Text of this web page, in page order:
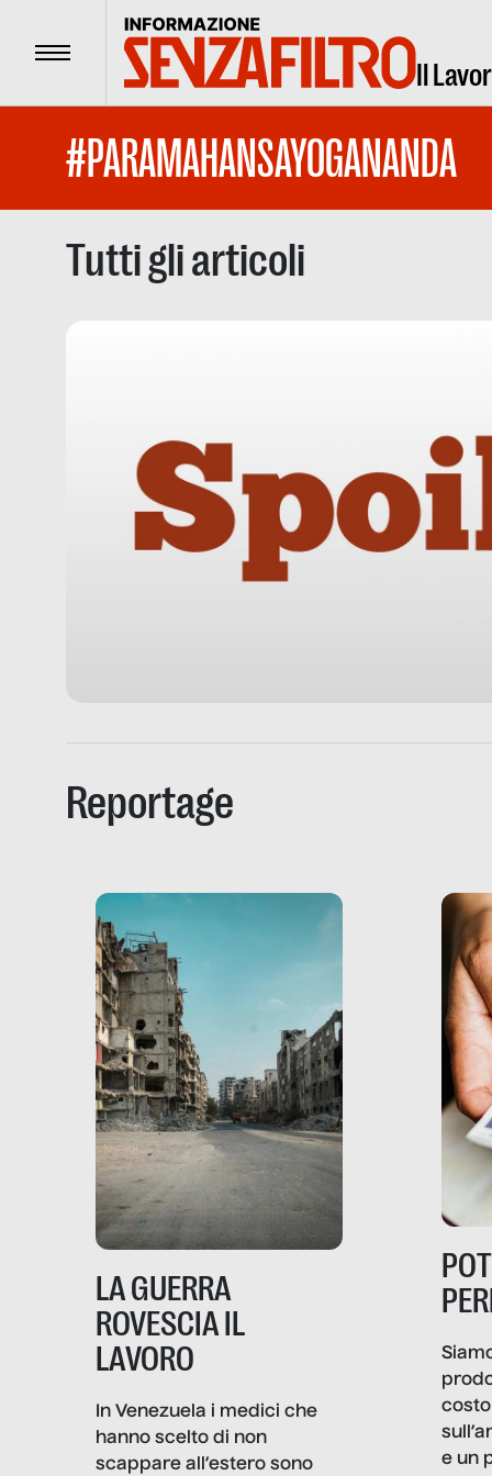
Menu Il
#PARAMAHANSAYOGANANDA
Tutti gli articoli
Reportage
LA GUERRA
ROVESCIA IL
LAVORO
In Venezuela i medici che
hanno scelto di non
scappare all’estero sono
e un